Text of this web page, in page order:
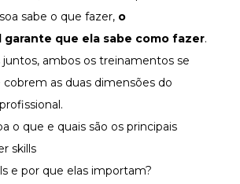
sabe o que fazer, o
que ela sabe como fazer.
juntos, ambos os treinamentos se
as duas dimensões do
o que e quais são os principais
skills
e por que elas importam?